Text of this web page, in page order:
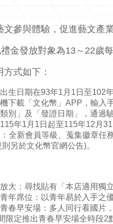
文參與體驗，促進藝文產
金發放對象為13～22歲
式如下：
生日期在93年1月1日至102
下載「文化幣」APP，輸入
別」及「發證日期」，通過
年1月1日起至115年12月
全新會員等級、蒐集徽章任
另於文化幣官網公告)。
大：尋找貼有「本店適用獨
年席位：以青年易於入手之
春早安場：多人同行看國片
限定推出青春早安場全時段2